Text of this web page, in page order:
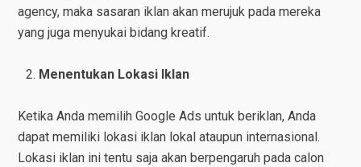
agency, maka sasaran iklan akan merujuk pada mereka
yang juga menyukai bidang kreatif.
Menentukan Lokasi Iklan
Ketika Anda memilih Google Ads untuk beriklan, Anda
dapat memiliki lokasi iklan lokal ataupun internasional.
Lokasi iklan ini tentu saja akan berpengaruh pada calon